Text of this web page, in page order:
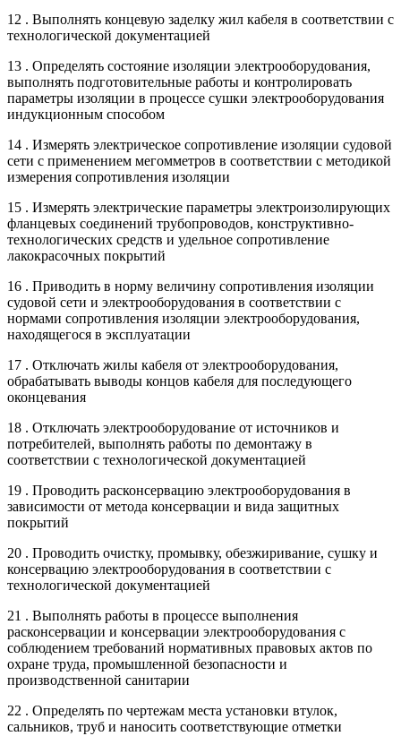
12 . Выполнять концевую заделку жил кабеля в соответствии с
технологической документацией
13 . Определять состояние изоляции электрооборудования,
выполнять подготовительные работы и контролировать
параметры изоляции в процессе сушки электрооборудования
индукционным способом
14 . Измерять электрическое сопротивление изоляции судовой
сети с применением мегомметров в соответствии с методикой
измерения сопротивления изоляции
15 . Измерять электрические параметры электроизолирующих
фланцевых соединений трубопроводов, конструктивно-
технологических средств и удельное сопротивление
лакокрасочных покрытий
16 . Приводить в норму величину сопротивления изоляции
судовой сети и электрооборудования в соответствии с
нормами сопротивления изоляции электрооборудования,
находящегося в эксплуатации
17 . Отключать жилы кабеля от электрооборудования,
обрабатывать выводы концов кабеля для последующего
оконцевания
18 . Отключать электрооборудование от источников и
потребителей, выполнять работы по демонтажу в
соответствии с технологической документацией
19 . Проводить расконсервацию электрооборудования в
зависимости от метода консервации и вида защитных
покрытий
20 . Проводить очистку, промывку, обезжиривание, сушку и
консервацию электрооборудования в соответствии с
технологической документацией
21 . Выполнять работы в процессе выполнения
расконсервации и консервации электрооборудования с
соблюдением требований нормативных правовых актов по
охране труда, промышленной безопасности и
производственной санитарии
22 . Определять по чертежам места установки втулок,
сальников, труб и наносить соответствующие отметки